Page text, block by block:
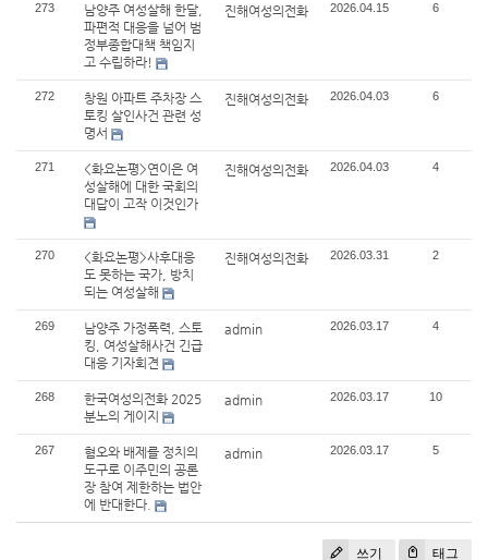
273
남양주 여성살해 한달,
파편적 대응을 넘어 범
정부종합대책 책임지
고 수립하라!
진해여성의전화 2026.04.15 6
272
창원 아파트 주차장 스
토킹 살인사건 관련 성
명서
진해여성의전화 2026.04.03 6
271
<화요논평>연이은 여
성살해에 대한 국회의
대답이 고작 이것인가
진해여성의전화 2026.04.03 4
270
<화요논평>사후대응
도 못하는 국가, 방치
되는 여성살해
진해여성의전화 2026.03.31 2
269
남양주 가정폭력, 스토
킹, 여성살해사건 긴급
대응 기자회견
admin 2026.03.17 4
268
한국여성의전화 2025
분노의 게이지
admin 2026.03.17 10
267
혐오와 배제를 정치의
도구로 이주민의 공론
장 참여 제한하는 법안
에 반대한다.
admin 2026.03.17 5
쓰기 태그